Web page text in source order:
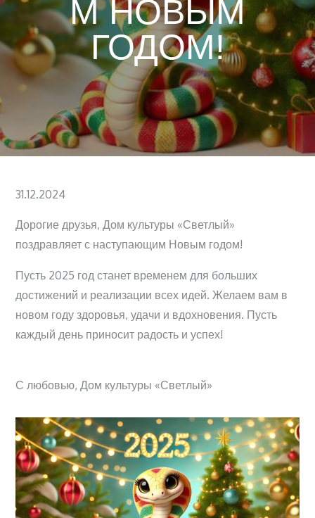
М НОВЫМ
ГОДОМ!
Posted
31.12.2024
Дорогие друзья, Дом культуры «Светлый»
поздравляет с наступающим Новым годом!
Пусть 2025 год станет временем для больших
достижений и реализации всех идей. Желаем вам в
новом году здоровья, удачи и вдохновения. Пусть
каждый день приносит радость и успех!
С любовью, Дом культуры «Светлый»